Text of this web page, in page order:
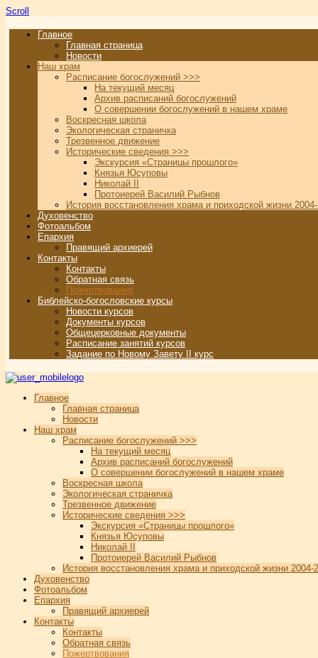
Scroll
Главное
Главная страница
Новости
Наш храм
Расписание богослужений >>>
На текущий месяц
Архив расписаний богослужений
О совершении богослужений в нашем храме
Воскресная школа
Экологическая страничка
Трезвенное движение
Исторические сведения >>>
Экскурсия «Страницы прошлого»
Князья Юсуповы
Николай II
Протоиерей Василий Рыбнов
История восстановления храма и приходской жизни
Духовенство
Фотоальбом
Епархия
Правящий архиерей
Контакты
Контакты
Обратная связь
Пожертвования
Библейско-богословские курсы
Новости курсов
Документы курсов
Общецерковные документы
Расписание занятий курсов
Задание по Новому Завету II курс
Главное
Главная страница
Новости
Наш храм
Расписание богослужений >>>
На текущий месяц
Архив расписаний богослужений
О совершении богослужений в нашем храме
Воскресная школа
Экологическая страничка
Трезвенное движение
Исторические сведения >>>
Экскурсия «Страницы прошлого»
Князья Юсуповы
Николай II
Протоиерей Василий Рыбнов
История восстановления храма и приходской жизни 2004-
Духовенство
Фотоальбом
Епархия
Правящий архиерей
Контакты
Контакты
Обратная связь
Пожертвования